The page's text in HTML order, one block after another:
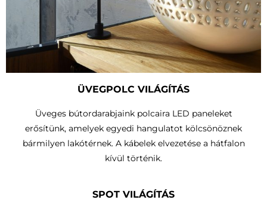
ÜVEGPOLC VILÁGÍTÁS
Üveges bútordarabjaink polcaira LED paneleket
erősítünk, amelyek egyedi hangulatot kölcsönöznek
bármilyen lakótérnek. A kábelek elvezetése a hátfalon
kívül történik.
SPOT VILÁGÍTÁS